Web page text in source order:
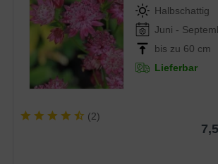
Halbschattig
Juni -
bis zu 60 cm
Lieferbar
(2)